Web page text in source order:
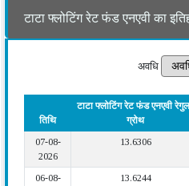
टाटा फ्लोटिंग रेट फंड एनएवी का
अवधि
तिथि
टाटा फ्लोटिंग रेट फंड एनएवी
ग्रोथ
07-08-
2026
13.6306
06-08-
13.6244